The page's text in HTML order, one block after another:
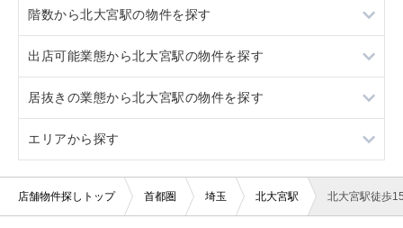
大和田
大宮公園
大和田
居抜き
スケルトン
ロードサイド物件
駐車場あり
看板取り付け可
階数から北大宮駅の物件を探す
地下
1階
2階
3階以上
出店可能業態から北大宮駅の物件を探す
重飲食
軽飲食
バー・クラブ
居抜きの業態から北大宮駅の物件を探す
洋食
エリアから探す
東京23区
店舗物件探しトップ 首都圏 埼玉 北大宮駅 北大宮駅徒歩